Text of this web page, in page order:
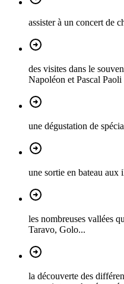
assister à un concert de
des visites dans le
Napoléon et Pascal Paoli
une dégustation de
une sortie en bateau aux
les nombreuses vallées
Taravo, Golo...
la découverte des